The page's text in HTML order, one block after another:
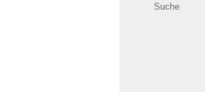
Suche